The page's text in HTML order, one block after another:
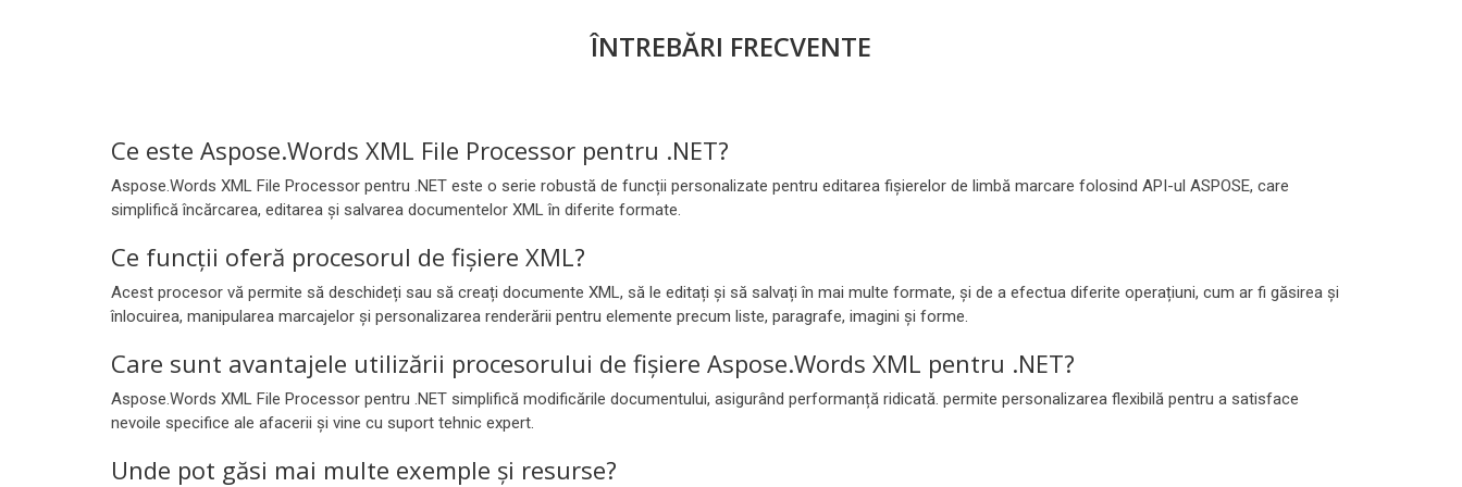
ÎNTREBĂRI FRECVENTE
Ce este Aspose.Words XML File Processor pentru .NET?
Aspose.Words XML File Processor pentru .NET este o serie robustă de funcții personalizate pentru editarea fișierelor de limbă marcare folosind API-ul ASPOSE, care
simplifică încărcarea, editarea și salvarea documentelor XML în diferite formate.
Ce funcții oferă procesorul de fișiere XML?
Acest procesor vă permite să deschideți sau să creați documente XML, să le editați și să salvați în mai multe formate, și de a efectua diferite operațiuni, cum ar fi găsirea și
înlocuirea, manipularea marcajelor și personalizarea renderării pentru elemente precum liste, paragrafe, imagini și forme.
Care sunt avantajele utilizării procesorului de fișiere Aspose.Words XML pentru .NET?
Aspose.Words XML File Processor pentru .NET simplifică modificările documentului, asigurând performanță ridicată. permite personalizarea flexibilă pentru a satisface
nevoile specifice ale afacerii și vine cu suport tehnic expert.
Unde pot găsi mai multe exemple și resurse?